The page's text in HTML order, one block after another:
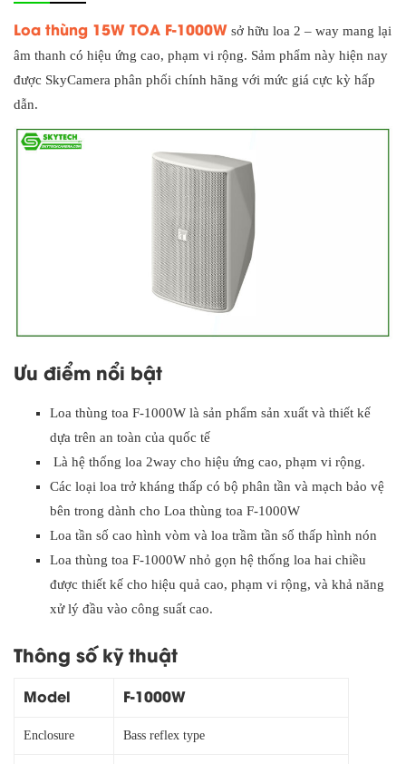
Loa thùng 15W TOA F-1000W sở hữu loa 2 – way mang lại
âm thanh có hiệu ứng cao, phạm vi rộng. Sảm phẩm này hiện nay
được SkyCamera phân phối chính hãng với mức giá cực kỳ hấp
dẫn.
Ưu điểm nổi bật
Loa thùng toa F-1000W là sản phẩm sản xuất và thiết kế
dựa trên an toàn của quốc tế
Là hệ thống loa 2way cho hiệu ứng cao, phạm vi rộng.
Các loại loa trở kháng thấp có bộ phân tần và mạch bảo vệ
bên trong dành cho Loa thùng toa F-1000W
Loa tần số cao hình vòm và loa trầm tần số thấp hình nón
Loa thùng toa F-1000W nhỏ gọn hệ thống loa hai chiều
được thiết kế cho hiệu quả cao, phạm vi rộng, và khả năng
xử lý đầu vào công suất cao.
Thông số kỹ thuật
Model F-1000W
Enclosure Bass reflex type